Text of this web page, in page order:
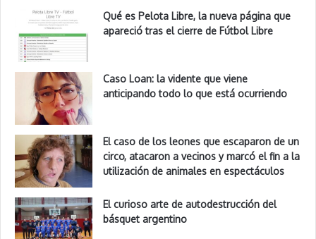
Qué es Pelota Libre, la nueva página que
apareció tras el cierre de Fútbol Libre
Caso Loan: la vidente que viene
anticipando todo lo que está ocurriendo
El caso de los leones que escaparon de un
circo, atacaron a vecinos y marcó el fin a la
utilización de animales en espectáculos
El curioso arte de autodestrucción del
básquet argentino